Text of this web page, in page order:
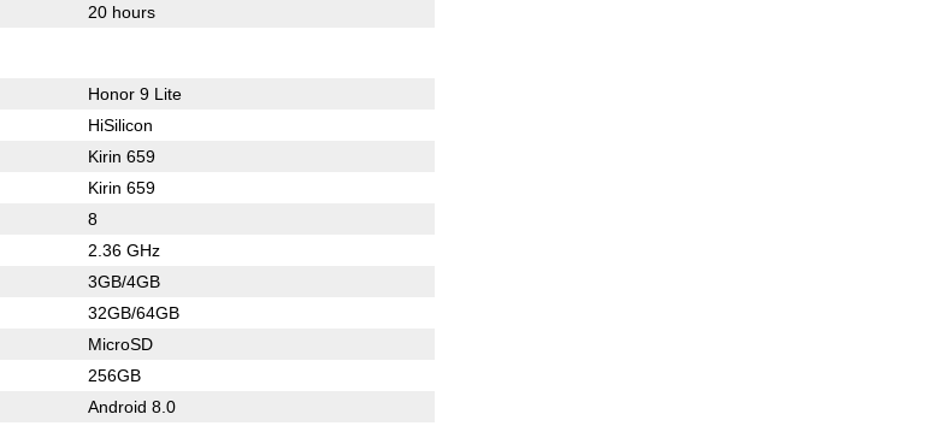
20 hours
Honor 9 Lite
HiSilicon
Kirin 659
Kirin 659
8
2.36 GHz
3GB/4GB
32GB/64GB
MicroSD
256GB
Android 8.0